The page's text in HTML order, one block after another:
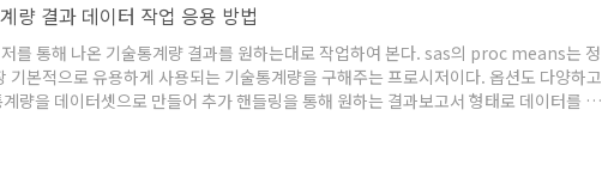
량 결과 데이터 작업 응용 방법
를 통해 나온 기술통계량 결과를 원하는대로 작업하여 본다. sas의 proc means는 정
기본적으로 유용하게 사용되는 기술통계량을 구해주는 프로시저이다. 옵션도 다양하고
량을 데이터셋으로 만들어 추가 핸들링을 통해 원하는 결과보고서 형태로 데이터를 만
량을 출력하는데 조건은 세분류별 통계량 출력 아래 대분류 전체 통계량을 각각 끼워넣